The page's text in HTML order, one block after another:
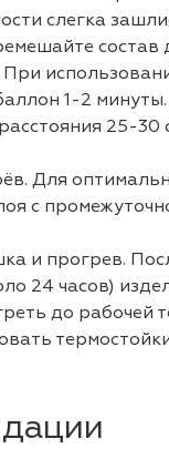
слегка
состав
1-2
25-30
Для
с
и прогрев.
24 часов)
до рабочей